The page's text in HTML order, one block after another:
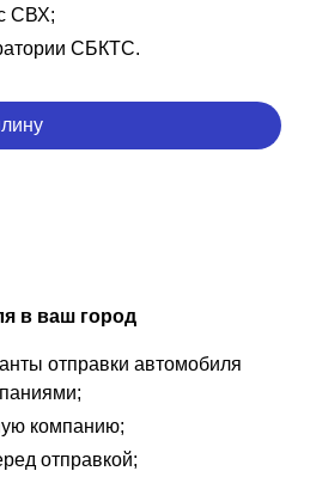
СВХ;
СБКТС.
в ваш город
отправки автомобиля
компанию;
отправкой;